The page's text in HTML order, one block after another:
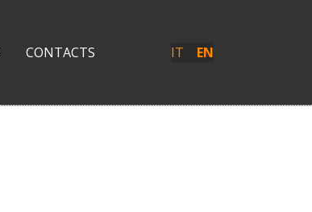
IT EN
CONTACTS